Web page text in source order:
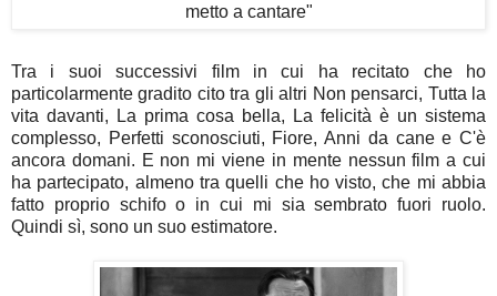
metto a cantare"
Tra i suoi successivi film in cui ha recitato che ho
particolarmente gradito cito tra gli altri Non pensarci, Tutta la
vita davanti, La prima cosa bella, La felicità è un sistema
complesso, Perfetti sconosciuti, Fiore, Anni da cane e C'è
ancora domani. E non mi viene in mente nessun film a cui
ha partecipato, almeno tra quelli che ho visto, che mi abbia
fatto proprio schifo o in cui mi sia sembrato fuori ruolo.
Quindi sì, sono un suo estimatore.